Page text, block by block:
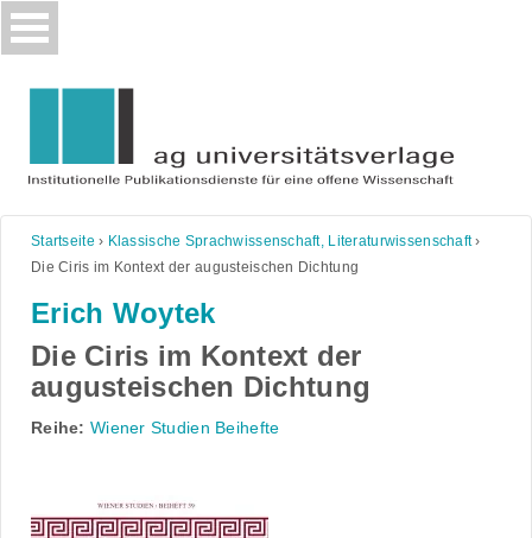
Skip
to
Startseite › Klassische Sprachwissenschaft, Literaturwissenschaft›
Die Ciris im Kontext der augusteischen Dichtung
Erich Woytek
Die Ciris im Kontext der
augusteischen Dichtung
Reihe: Wiener Studien Beihefte